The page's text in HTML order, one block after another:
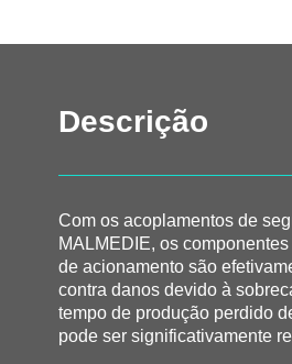
Descrição
Com os acoplamentos de
MALMEDIE, os
de acionamento são
contra danos devido à
tempo de produção perdido
pode ser significativamente